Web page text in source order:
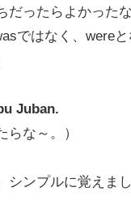
だったらよかったな
ではなく、were
Juban.
らな～。）
ンプルに覚えまし